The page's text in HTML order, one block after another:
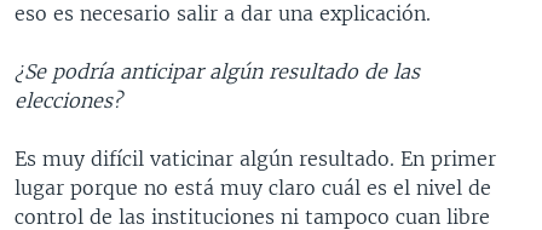
eso es necesario salir a dar una explicación.
¿Se podría anticipar algún resultado de las
elecciones?
Es muy difícil vaticinar algún resultado. En primer
lugar porque no está muy claro cuál es el nivel de
control de las instituciones ni tampoco cuan libre